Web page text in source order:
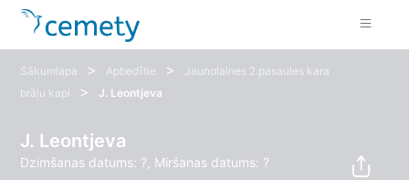
Sākumlapa > Apbedītie >
Jaunolaines 2.pasaules kara
brāļu kapi
> J. Leontjeva
J. Leontjeva
Dzimšanas datums: ?, Miršanas datums: ?